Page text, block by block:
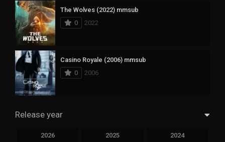
The Wolves (2022) mmsub
0
2022
Casino Royale (2006) mmsub
0
2006
Release year
2026 2025 2024